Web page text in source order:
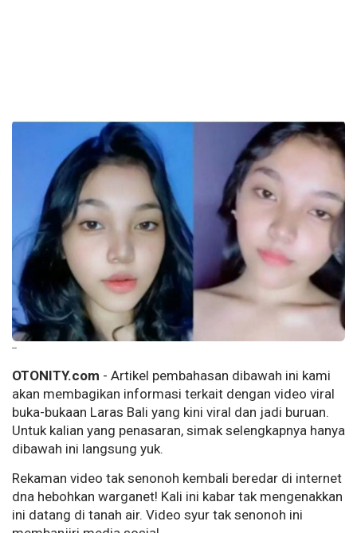
--
OTONITY.com - Artikel pembahasan dibawah ini kami
akan membagikan informasi terkait dengan video viral
buka-bukaan Laras Bali yang kini viral dan jadi buruan.
Untuk kalian yang penasaran, simak selengkapnya hanya
dibawah ini langsung yuk.
Rekaman video tak senonoh kembali beredar di internet
dna hebohkan warganet! Kali ini kabar tak mengenakkan
ini datang di tanah air. Video syur tak senonoh ini